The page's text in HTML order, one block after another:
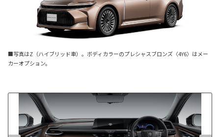
■写真はZ（ハイブリッド車）。ボディカラーのプレシャスブロンズ〈4Y6〉はメー
カーオプション。